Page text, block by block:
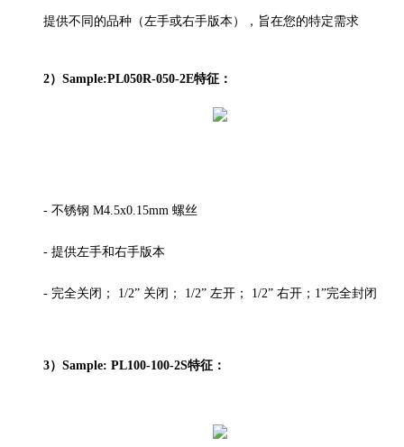
提供不同的品种（左手或右手版本），旨在您的特定需求
2）Sample:PL050R-050-2E特征：
- 不锈钢 M4.5x0.15mm 螺丝
- 提供左手和右手版本
- 完全关闭； 1/2” 关闭； 1/2” 左开； 1/2” 右开；1”完全封闭
3）Sample: PL100-100-2S特征：